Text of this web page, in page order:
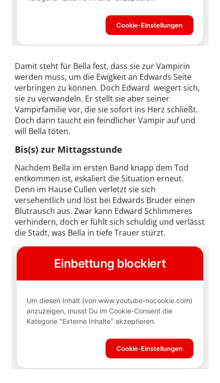
Damit steht für Bella fest, dass sie zur Vampirin
werden muss, um die Ewigkeit an Edwards Seite
verbringen zu können. Doch Edward weigert sich,
sie zu verwandeln. Er stellt sie aber seiner
Vampirfamilie vor, die sie sofort ins Herz schließt.
Doch dann taucht ein feindlicher Vampir auf und
will Bella töten.
Bis(s) zur Mittagsstunde
Nachdem Bella im ersten Band knapp dem Tod
entkommen ist, eskaliert die Situation erneut.
Denn im Hause Cullen verletzt sie sich
versehentlich und löst bei Edwards Bruder einen
Blutrausch aus. Zwar kann Edward Schlimmeres
verhindern, doch er fühlt sich schuldig und verlässt
die Stadt, was Bella in tiefe Trauer stürzt.